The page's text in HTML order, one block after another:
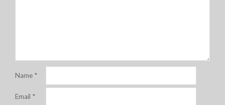
Name *
Email *